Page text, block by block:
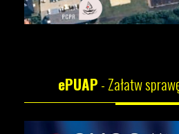
ePUAP- Załatw